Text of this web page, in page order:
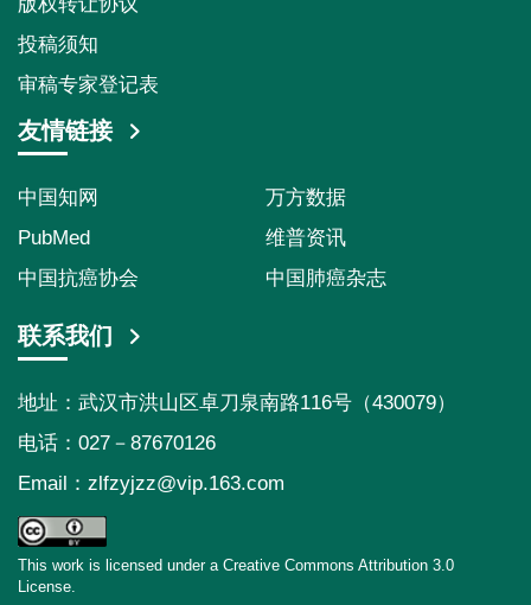
投稿须知
审稿专家登记表
友情链接
中国知网
万方数据
PubMed
维普资讯
中国抗癌协会
中国肺癌杂志
联系我们
地址：武汉市洪山区卓刀泉南路116号（430079）
电话：027－87670126
Email： zlfzyjzz@vip.163.com
This work is licensed under a Creative Commons Attribution 3.0
License.